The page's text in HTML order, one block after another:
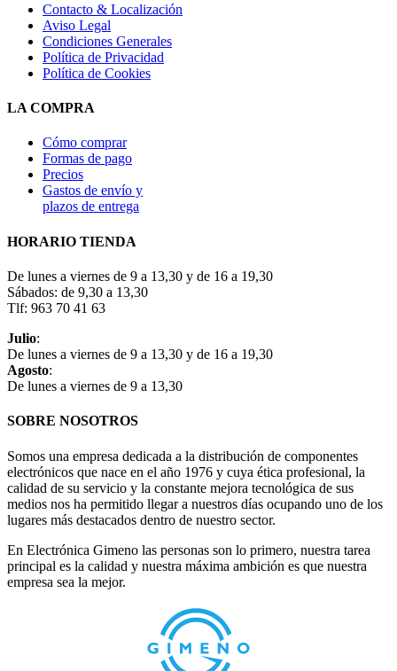
Contacto & Localización
Aviso Legal
Condiciones Generales
Política de Privacidad
Política de Cookies
LA COMPRA
Cómo comprar
Formas de pago
Precios
Gastos de envío y
plazos de entrega
HORARIO TIENDA
De lunes a viernes de 9 a 13,30 y de 16 a 19,30
Sábados: de 9,30 a 13,30
Tlf: 963 70 41 63
Julio:
De lunes a viernes de 9 a 13,30 y de 16 a 19,30
Agosto:
De lunes a viernes de 9 a 13,30
SOBRE NOSOTROS
Somos una empresa dedicada a la distribución de componentes
electrónicos que nace en el año 1976 y cuya ética profesional, la
calidad de su servicio y la constante mejora tecnológica de sus
medios nos ha permitido llegar a nuestros días ocupando uno de los
lugares más destacados dentro de nuestro sector.
En Electrónica Gimeno las personas son lo primero, nuestra tarea
principal es la calidad y nuestra máxima ambición es que nuestra
empresa sea la mejor.